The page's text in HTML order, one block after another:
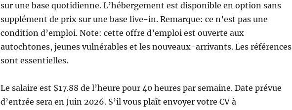
sur une base quotidienne. L’hébergement est disponible en option sans
supplément de prix sur une base live-in. Remarque: ce n’est pas une
condition d’emploi. Note: cette offre d’emploi est ouverte aux
autochtones, jeunes vulnérables et les nouveaux-arrivants. Les références
sont essentielles.
Le salaire est $17.88 de l’heure pour 40 heures par semaine. Date prévue
d’entrée sera en Juin 2026. S’il vous plaît envoyer votre CV à